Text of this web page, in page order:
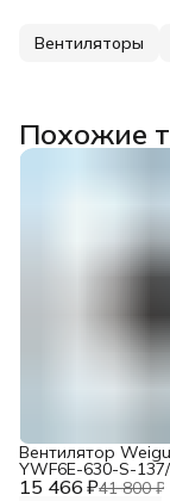
Вентиляторы
Похожие
15 466 ₽41 800 ₽
Вентилятор
YWF6E-630-S-